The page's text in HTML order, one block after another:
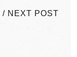
/ NEXT POST